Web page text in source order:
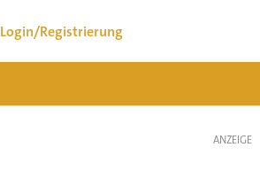
Login/Registrierung
ANZEIGE